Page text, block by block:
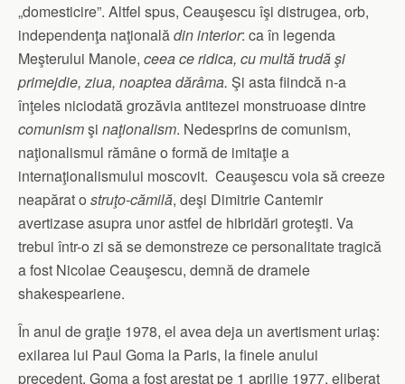
„domesticire”. Altfel spus, Ceauşescu îşi distrugea, orb,
independenţa naţionalădin interior: ca în legenda
Meşterului Manole, ceea ce ridica, cu multă trudă şi
primejdie, ziua, noaptea dărâma. Şi asta fiindcă n-a
înţeles niciodată grozăvia antitezei monstruoase dintre
comunismşi naţionalism. Nedesprins de comunism,
naţionalismul rămâne o formă de imitaţie a
internaţionalismului moscovit. Ceauşescu voia să creeze
neapărat o struţo-cămilă, deşi Dimitrie Cantemir
avertizase asupra unor astfel de hibridări groteşti. Va
trebui într-o zi să se demonstreze ce personalitate tragică
a fost Nicolae Ceauşescu, demnă de dramele
shakespeariene.
În anul de graţie 1978, el avea deja un avertisment uriaş:
exilarea lui Paul Goma la Paris, la finele anului
precedent. Goma a fost arestat pe 1 aprilie 1977, eliberat